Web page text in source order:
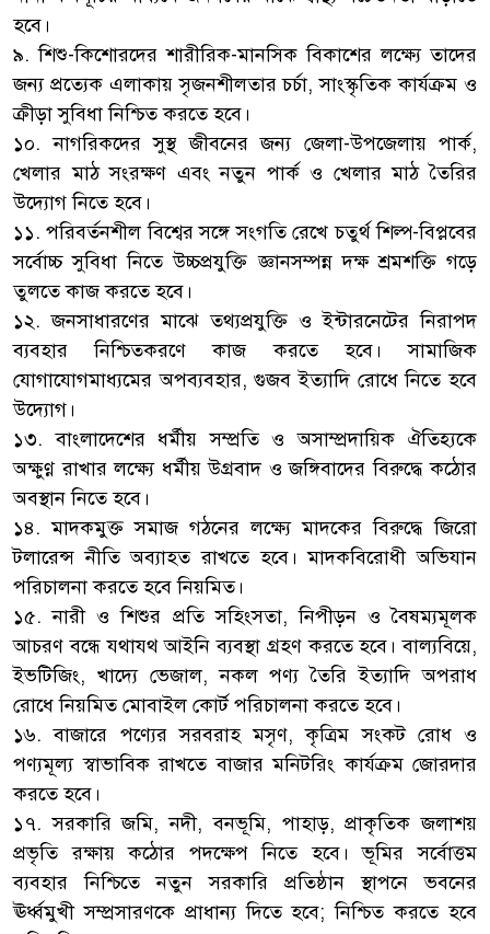
হবে।
৯. শিশু-কিশোরদের শারীরিক-মানসিক বিকাশের লক্ষ্যে তাদের
জন্য প্রত্যেক এলাকায় সৃজনশীলতার চর্চা, সাংস্কৃতিক কার্যক্রম ও
ক্রীড়া সুবিধা নিশ্চিত করতে হবে।
১০. নাগরিকদের সুস্থ জীবনের জন্য জেলা-উপজেলায় পার্ক,
খেলার মাঠ সংরক্ষণ এবং নতুন পার্ক ও খেলার মাঠ তৈরির
উদ্যোগ নিতে হবে।
১১. পরিবর্তনশীল বিশ্বের সঙ্গে সংগতি রেখে চতুর্থ শিল্প-বিপ্লবের
সর্বোচ্চ সুবিধা নিতে উচ্চপ্রযুক্তি জ্ঞানসম্পন্ন দক্ষ শ্রমশক্তি গড়ে
তুলতে কাজ করতে হবে।
১২. জনসাধারণের মাঝে তথ্যপ্রযুক্তি ও ইন্টারনেটের নিরাপদ
ব্যবহার নিশ্চিতকরণে কাজ করতে হবে। সামাজিক
যোগাযোগমাধ্যমের অপব্যবহার, গুজব ইত্যাদি রোধে নিতে হবে
উদ্যোগ।
১৩. বাংলাদেশের ধর্মীয় সম্প্রতি ও অসাম্প্রদায়িক ঐতিহ্যকে
অক্ষুণ্ণ রাখার লক্ষ্যে ধর্মীয় উগ্রবাদ ও জঙ্গিবাদের বিরুদ্ধে কঠোর
অবস্থান নিতে হবে।
১৪. মাদকমুক্ত সমাজ গঠনের লক্ষ্যে মাদকের বিরুদ্ধে জিরো
টলারেন্স নীতি অব্যাহত রাখতে হবে। মাদকবিরোধী অভিযান
পরিচালনা করতে হবে নিয়মিত।
১৫. নারী ও শিশুর প্রতি সহিংসতা, নিপীড়ন ও বৈষম্যমূলক
আচরণ বন্ধে যথাযথ আইনি ব্যবস্থা গ্রহণ করতে হবে। বাল্যবিয়ে,
ইভটিজিং, খাদ্যে ভেজাল, নকল পণ্য তৈরি ইত্যাদি অপরাধ
রোধে নিয়মিত মোবাইল কোর্ট পরিচালনা করতে হবে।
১৬. বাজারে পণ্যের সরবরাহ মসৃণ, কৃত্রিম সংকট রোধ ও
পণ্যমূল্য স্বাভাবিক রাখতে বাজার মনিটরিং কার্যক্রম জোরদার
করতে হবে।
১৭. সরকারি জমি, নদী, বনভূমি, পাহাড়, প্রাকৃতিক জলাশয়
প্রভৃতি রক্ষায় কঠোর পদক্ষেপ নিতে হবে। ভূমির সর্বোত্তম
ব্যবহার নিশ্চিতে নতুন সরকারি প্রতিষ্ঠান স্থাপনে ভবনের
ঊর্ধ্বমুখী সম্প্রসারণকে প্রাধান্য দিতে হবে; নিশ্চিত করতে হবে